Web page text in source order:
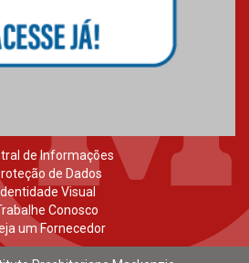
de Informações
de Dados
Identidade Visual
Conosco
um Fornecedor